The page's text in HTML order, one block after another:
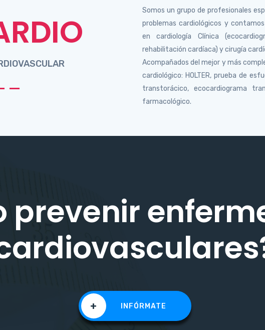
Somos un grupo de profesionales
problemas cardiológicos y
en cardiología Clínica
rehabilitación cardíaca) y cirugía
Acompañados del mejor y más
cardiológico: HOLTER, prueba de
transtorácico, ecocardiograma
farmacológico.
prevenir
+ INFÓRMATE